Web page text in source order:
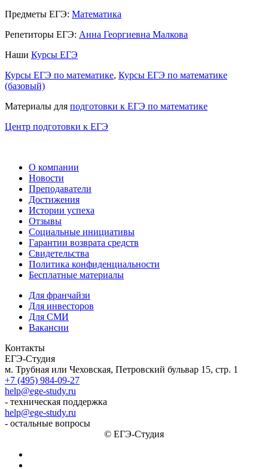
Предметы ЕГЭ: Математика
Репетиторы ЕГЭ: Анна Георгиевна Малкова
Наши Курсы ЕГЭ
Курсы ЕГЭ по математике, Курсы ЕГЭ по математике
(базовый)
Материалы для подготовки к ЕГЭ по математике
Центр подготовки к ЕГЭ
О компании
Новости
Преподаватели
Достижения
Истории успеха
Отзывы
Социальные инициативы
Гарантии возврата средств
Свидетельства
Политика конфиденциальности
Бесплатные материалы
Для франчайзи
Для инвесторов
Для СМИ
Вакансии
Контакты
ЕГЭ-Студия
м. Трубная или Чеховская, Петровский бульвар 15, стр. 1
+7 (495) 984-09-27
help@ege-study.ru
- техническая поддержка
help@ege-study.ru
- остальные вопросы
© ЕГЭ-Студия